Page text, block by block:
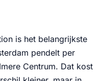
is het belangrijkste
pendelt per
Centrum. Dat kost